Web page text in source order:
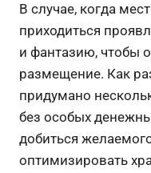
В случае, когда
приходиться
и фантазию, чтобы
размещение. Как
придумано
без особых
добиться
оптимизировать